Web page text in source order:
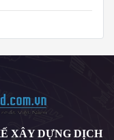
XÂY DỰNG DỊCH